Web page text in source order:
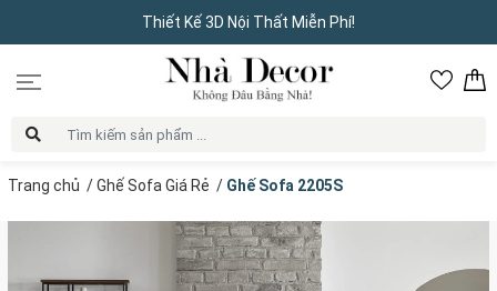
Thiết Kế 3D Nội Thất Miễn Phí!
Trang chủ /Ghế Sofa Giá Rẻ / Ghế Sofa 2205S